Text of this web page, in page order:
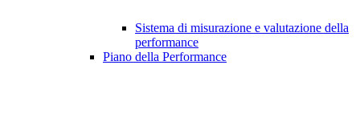
Sistema di misurazione e valutazione della
performance
Piano della Performance